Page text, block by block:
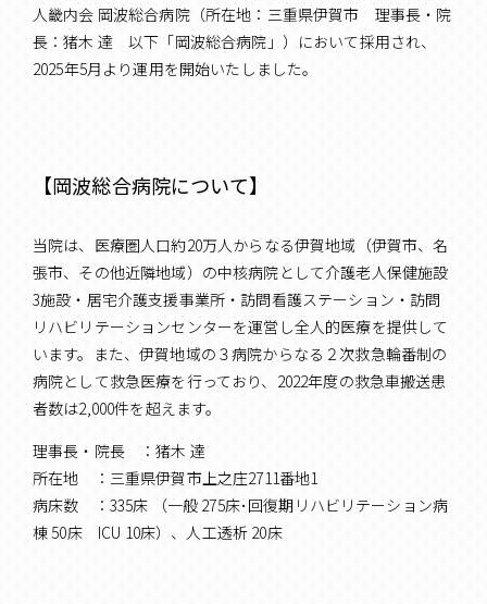
人畿内会 岡波総合病院（所在地：三重県伊賀市 理事長・院
長：猪木 達 以下「岡波総合病院」）において採用され、
2025年5月より運用を開始いたしました。
【岡波総合病院について】
当院は、医療圏人口約20万人からなる伊賀地域（伊賀市、名
張市、その他近隣地域）の中核病院として介護老人保健施設
3施設・居宅介護支援事業所・訪問看護ステーション・訪問
リハビリテーションセンターを運営し全人的医療を提供して
います。また、伊賀地域の３病院からなる２次救急輪番制の
病院として救急医療を行っており、2022年度の救急車搬送患
者数は2,000件を超えます。
理事長・院長 ：猪木 達
所在地 ：三重県伊賀市上之庄2711番地1
病床数 ：335床 （一般 275床･回復期リハビリテーション病
棟 50床 ICU 10床）、人工透析 20床